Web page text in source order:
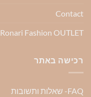
Contact
Ronari Fashion OUTLET
רכישה באתר
FAQ- שאלות ותשובות